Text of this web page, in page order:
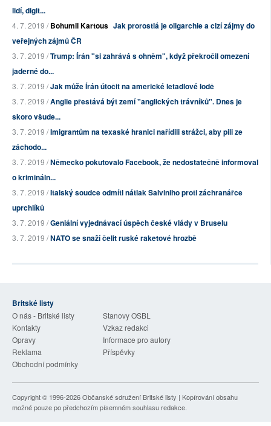
lidí, digit...
4. 7. 2019 /Bohumil Kartous Jak prorostlá je oligarchie a cizí zájmy do
veřejných zájmů ČR
3. 7. 2019 /Trump: Írán "si zahrává s ohněm", když překročil omezení
jaderné do...
3. 7. 2019 /Jak může Írán útočit na americké letadlové lodě
3. 7. 2019 /Anglie přestává být zemí "anglických trávníků". Dnes je
skoro všude...
3. 7. 2019 /Imigrantům na texaské hranici nařídili strážci, aby pili ze
záchodo...
3. 7. 2019 /Německo pokutovalo Facebook, že nedostatečně informoval
o krimináln...
3. 7. 2019 /Italský soudce odmítl nátlak Salviniho proti záchranářce
uprchlíků
3. 7. 2019 /Geniální vyjednávací úspěch české vlády v Bruselu
3. 7. 2019 /NATO se snaží čelit ruské raketové hrozbě
Britské listy
O nás - Britské listy
Stanovy OSBL
Kontakty
Vzkaz redakci
Opravy
Informace pro autory
Reklama
Příspěvky
Obchodní podmínky
Copyright © 1996-2026Občanské sdružení Britské listy | Kopírování obsahu
možné pouze po předchozím písemném souhlasu redakce.